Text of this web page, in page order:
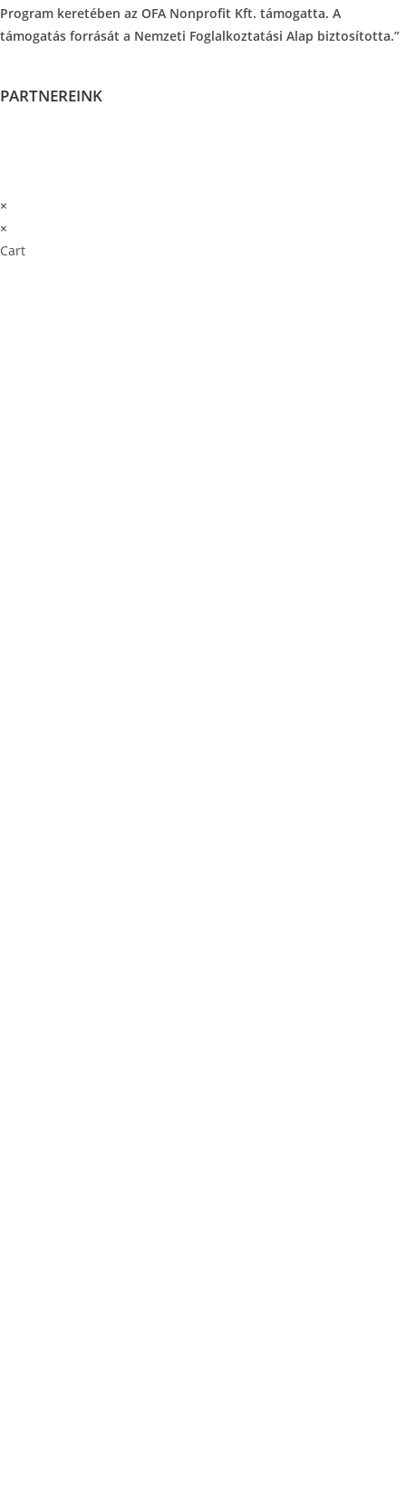
Program keretében az OFA Nonprofit Kft. támogatta. A
támogatás forrását a Nemzeti Foglalkoztatási Alap biztosította.”
PARTNEREINK
×
×
Cart